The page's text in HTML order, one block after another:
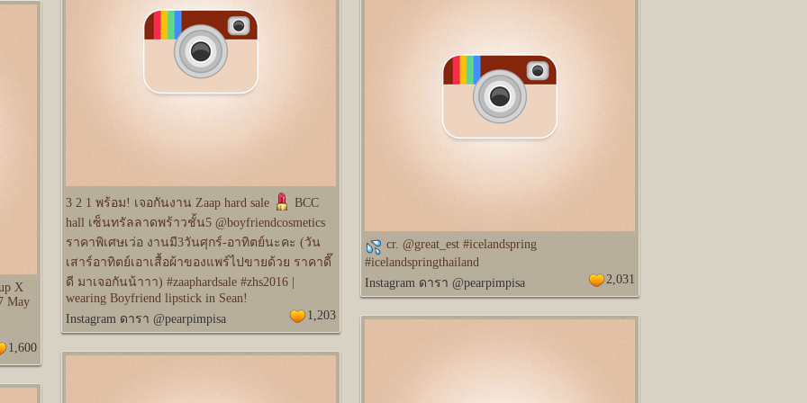
3 2 1 พร้อม! เจอกันงาน Zaap hard sale
BCC
hall เซ็นทรัลลาดพร้าวชั้น5 @boyfriendcosmetics
ราคาพิเศษเว่อ งานมี3วันศุกร์-อาทิตย์นะคะ (วัน
เสาร์อาทิตย์เอาเสื้อผ้าของแพร์ไปขายด้วย ราคาดี๊
ดี มาเจอกันน้าาา) #zaaphardsale #zhs2016 |
wearing Boyfriend lipstick in Sean!
Instagram ดารา @pearpimpisa
1,203
cr. @great_est #icelandspring
#icelandspringthailand
Instagram ดารา @pearpimpisa
2,031
X
May
1,600